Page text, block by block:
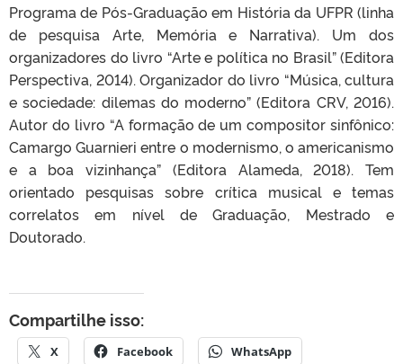
Programa de Pós-Graduação em História da UFPR (linha
de pesquisa Arte, Memória e Narrativa). Um dos
organizadores do livro “Arte e política no Brasil” (Editora
Perspectiva, 2014). Organizador do livro “Música, cultura
e sociedade: dilemas do moderno” (Editora CRV, 2016).
Autor do livro “A formação de um compositor sinfônico:
Camargo Guarnieri entre o modernismo, o americanismo
e a boa vizinhança” (Editora Alameda, 2018). Tem
orientado pesquisas sobre crítica musical e temas
correlatos em nível de Graduação, Mestrado e
Doutorado.
Compartilhe isso:
X Facebook WhatsApp